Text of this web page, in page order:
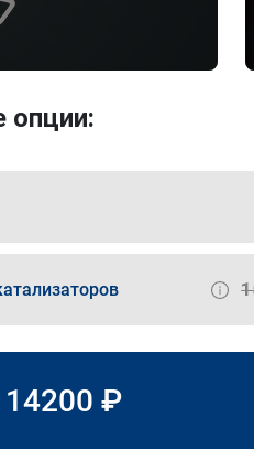
опции:
14200 ₽